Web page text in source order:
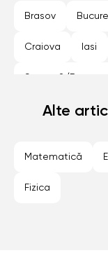
Brasov
Craiova Iasi
Sector 2
Sector 4
Alte
Matematică
Fizica